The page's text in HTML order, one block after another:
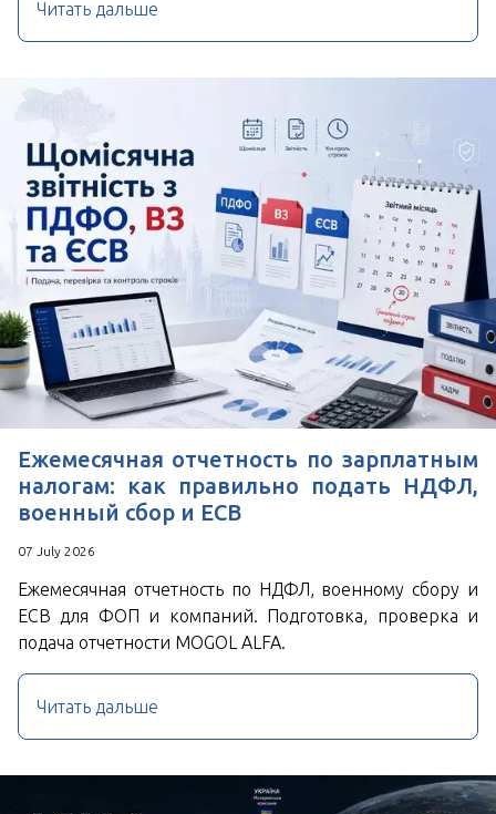
Читать дальше
Ежемесячная отчетность по зарплатным
налогам: как правильно подать НДФЛ,
военный сбор и ЕСВ
07 July 2026
Ежемесячная отчетность по НДФЛ, военному сбору и
ЕСВ для ФОП и компаний. Подготовка, проверка и
подача отчетности MOGOL ALFA.
Читать дальше